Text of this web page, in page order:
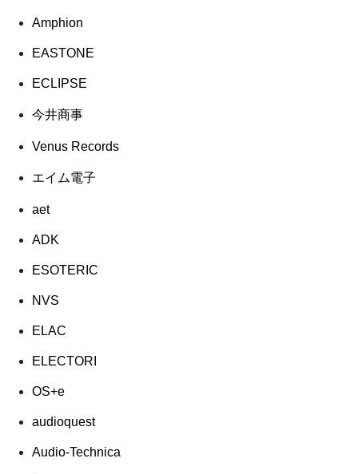
Amphion
EASTONE
ECLIPSE
今井商事
Venus Records
エイム電子
aet
ADK
ESOTERIC
NVS
ELAC
ELECTORI
OS+e
audioquest
Audio-Technica